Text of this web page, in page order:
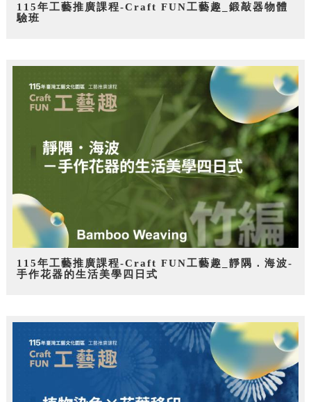
115年工藝推廣課程-Craft FUN工藝趣_鍛敲器物體
驗班
115年工藝推廣課程-Craft FUN工藝趣_靜隅．海波-
手作花器的生活美學四日式